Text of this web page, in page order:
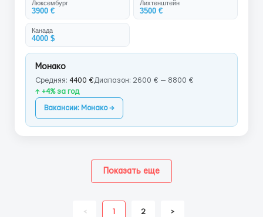
Люксембург
3900 €
Лихтенштейн
3500 €
Канада
4000 $
Монако
Средняя: 4400 € Диапазон: 2600 € — 8800 €
↑ +4% за год
Вакансии: Монако →
< 1 2 >
Показать еще